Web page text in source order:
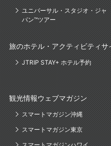
ユニバーサル・スタジオ・ジャ
パン™ツアー
旅のホテル・アクティビティサ
JTRIP STAY+ ホテル予約
観光情報ウェブマガジン
スマートマガジン沖縄
スマートマガジン東京